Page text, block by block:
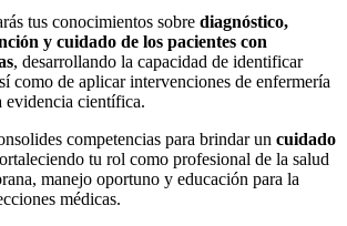
tus conocimientos sobre diagnóstico,
y cuidado de los pacientes con
, desarrollando la capacidad de identificar
como de aplicar intervenciones de enfermería
evidencia científica.
competencias para brindar un cuidado
tu rol como profesional de la salud
manejo oportuno y educación para la
médicas.